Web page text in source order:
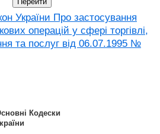
України Про застосування
операцій у сфері торгівлі,
та послуг від 06.07.1995 №
Кодески